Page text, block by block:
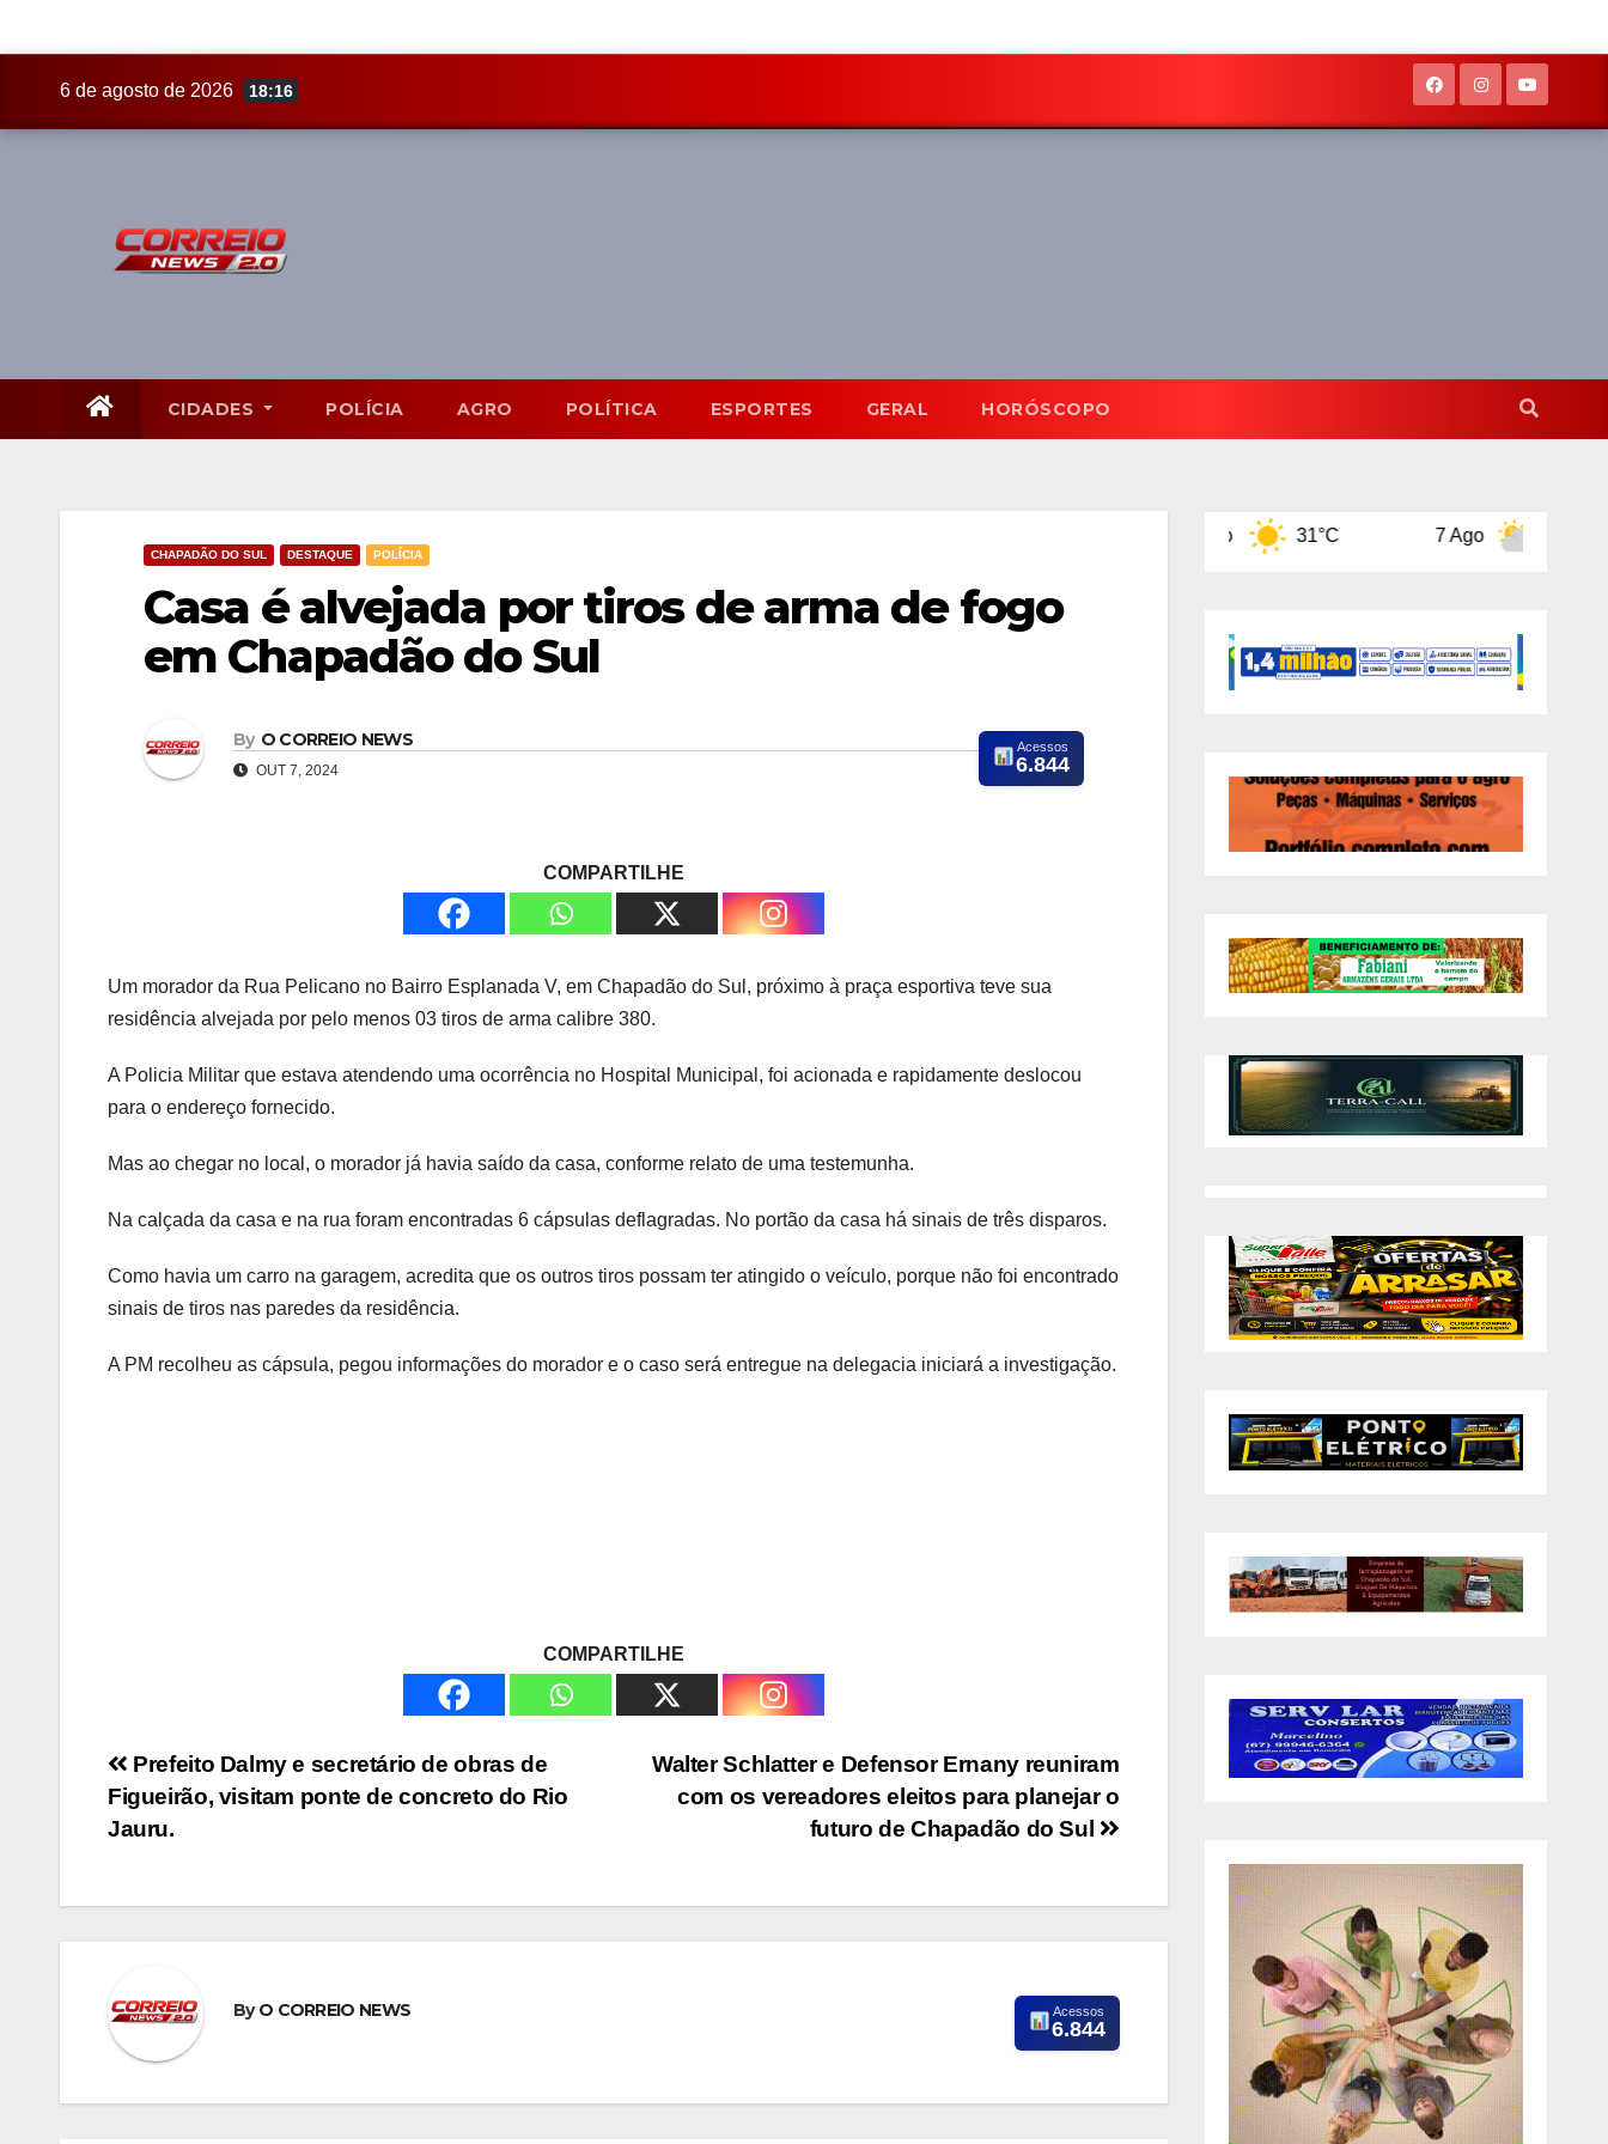
6 de agosto de 2026 18:16
CIDADES POLÍCIA AGRO POLÍTICA ESPORTES GERAL HORÓSCOPO
CHAPADÃO DO SUL DESTAQUE POLÍCIA
Casa é alvejada por tiros de arma de fogo
em Chapadão do Sul
By O CORREIO NEWS
OUT 7, 2024
Acessos
6.844
COMPARTILHE
Um morador da Rua Pelicano no Bairro Esplanada V, em Chapadão do Sul, próximo à praça esportiva teve sua
residência alvejada por pelo menos 03 tiros de arma calibre 380.
A Policia Militar que estava atendendo uma ocorrência no Hospital Municipal, foi acionada e rapidamente deslocou
para o endereço fornecido.
Mas ao chegar no local, o morador já havia saído da casa, conforme relato de uma testemunha.
Na calçada da casa e na rua foram encontradas 6 cápsulas deflagradas. No portão da casa há sinais de três disparos.
Como havia um carro na garagem, acredita que os outros tiros possam ter atingido o veículo, porque não foi encontrado
sinais de tiros nas paredes da residência.
A PM recolheu as cápsula, pegou informações do morador e o caso será entregue na delegacia iniciará a investigação.
COMPARTILHE
Navegação
de
Walter Schlatter e Defensor Ernany reuniram
com os vereadores eleitos para planejar o
futuro de Chapadão do Sul
Prefeito Dalmy e secretário de obras de
Figueirão, visitam ponte de concreto do Rio
Jauru.
ByO CORREIO NEWS Acessos
6.844
31°C 31°C